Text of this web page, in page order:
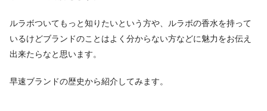
ルラボついてもっと知りたいという方や、ルラボの香水を持って
いるけどブランドのことはよく分からない方などに魅力をお伝え
出来たらなと思います。
早速ブランドの歴史から紹介してみます。